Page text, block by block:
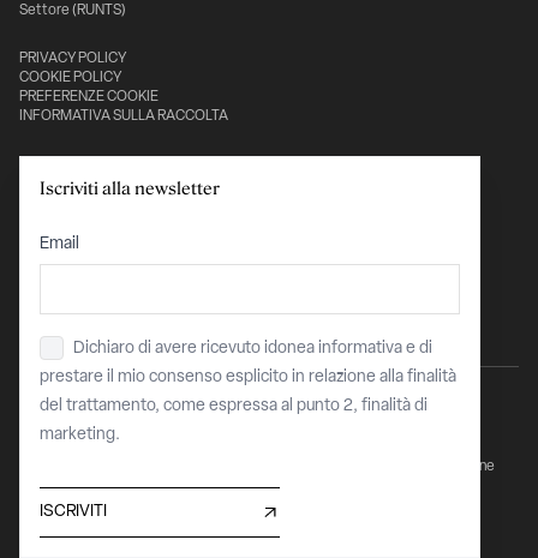
Settore (RUNTS)
PRIVACY POLICY
COOKIE POLICY
PREFERENZE COOKIE
INFORMATIVA SULLA RACCOLTA
Con il sostegno di:
Sito finanziato dell’Unione Europea - "Next Generation EU - PNRR Transizione
Digitale Organismi Culturali e Creativi"
COR 15912229 / CUP C87J23004110008
Iscriviti alla newsletter
Email
Privacy*
Dichiaro di avere ricevuto idonea informativa e di
prestare il mio consenso esplicito in relazione alla finalità
del trattamento, come espressa al punto 2, finalità di
marketing.
ISCRIVITI